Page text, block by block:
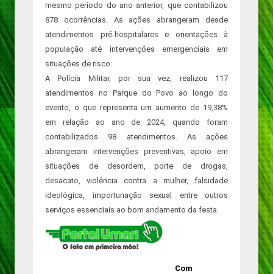
mesmo período do ano anterior, que contabilizou
878 ocorrências. As ações abrangeram desde
atendimentos pré-hospitalares e orientações à
população até intervenções emergenciais em
situações de risco.
A Polícia Militar, por sua vez, realizou 117
atendimentos no Parque do Povo ao longo do
evento, o que representa um aumento de 19,38%
em relação ao ano de 2024, quando foram
contabilizados 98 atendimentos. As ações
abrangeram intervenções preventivas, apoio em
situações de desordem, porte de drogas,
desacato, violência contra a mulher, falsidade
ideológica, importunação sexual entre outros
serviços essenciais ao bom andamento da festa.
Com